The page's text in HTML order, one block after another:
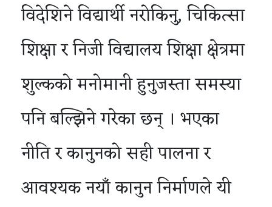
विदेशिने विद्यार्थी नरोकिनु, चिकित्सा
शिक्षा र निजी विद्यालय शिक्षा क्षेत्रमा
शुल्कको मनोमानी हुनुजस्ता समस्या
पनि बल्झिने गरेका छन् । भएका
नीति र कानुनको सही पालना र
आवश्यक नयाँ कानुन निर्माणले यी